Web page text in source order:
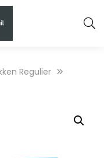
Regulier